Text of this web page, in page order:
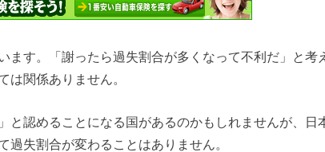
ます。「謝ったら過失割合が多くなって不利だ」と考
は関係ありません。
と認めることになる国があるのかもしれませんが、日
失割合が変わることはありません。